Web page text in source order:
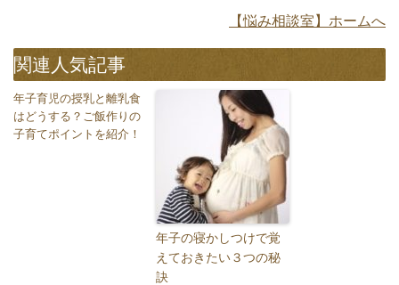
【悩み相談室】ホームへ
関連人気記事
年子育児の授乳と離乳食
はどうする？ご飯作りの
子育てポイントを紹介！
年子の寝かしつけで覚
えておきたい３つの秘
訣